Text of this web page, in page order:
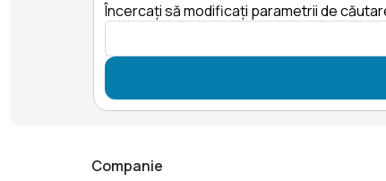
Încercați să modificați parametrii de
Companie